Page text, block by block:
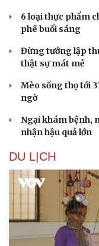
Sức khỏe
Dinh dưỡng - món
Cây thuốc
Sản phụ khoa
Nhi khoa
6 loại thực phẩm
phê buổi sáng
Đừng tưởng lập
thật sự mát mẻ
Mèo sống thọ tới
ngờ
Ngại khám bệnh,
nhận hậu quả lớn
DU LỊCH